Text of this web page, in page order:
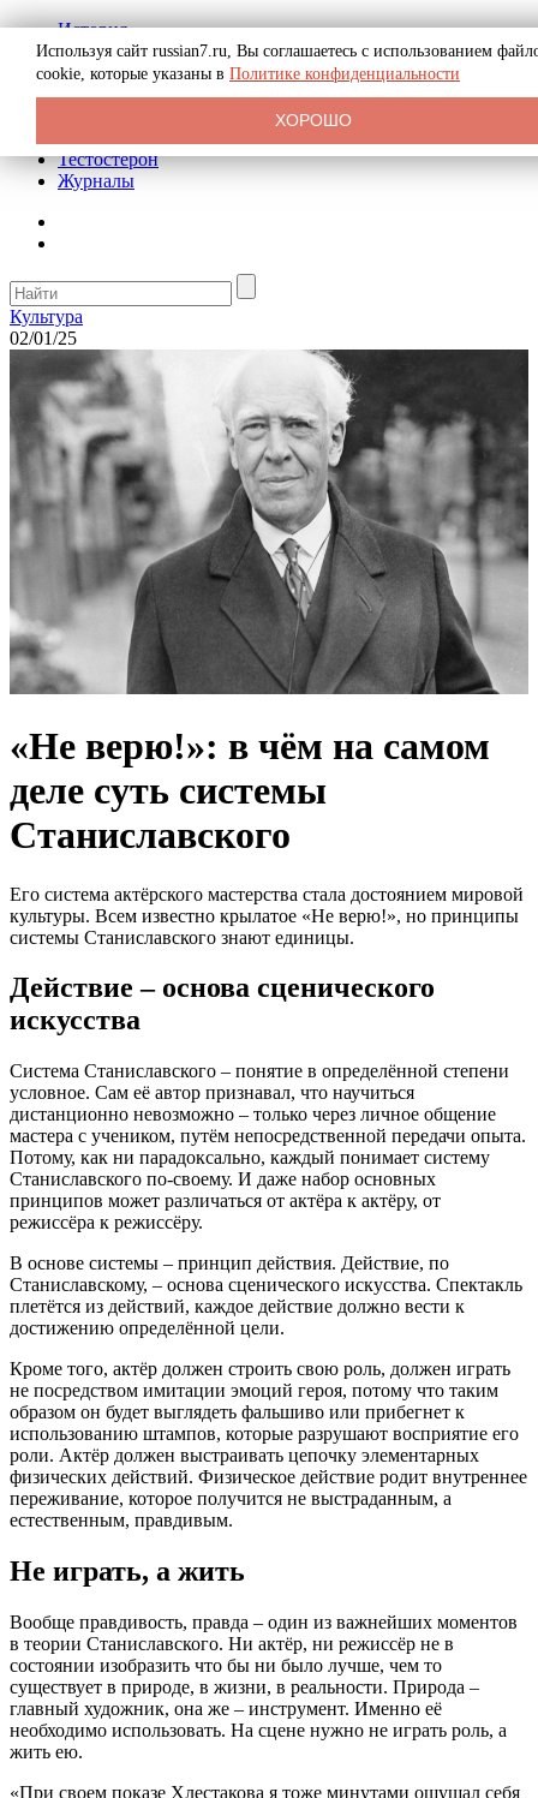
История
Биография
Криминал
Реклама на сайте
Тестостерон
Журналы
Культура
02/01/25
«Не верю!»: в чём на самом
деле суть системы
Станиславского
Его система актёрского мастерства стала достоянием мировой
культуры. Всем известно крылатое «Не верю!», но принципы
системы Станиславского знают единицы.
Действие – основа сценического
искусства
Система Станиславского – понятие в определённой степени
условное. Сам её автор признавал, что научиться
дистанционно невозможно – только через личное общение
мастера с учеником, путём непосредственной передачи опыта.
Потому, как ни парадоксально, каждый понимает систему
Станиславского по-своему. И даже набор основных
принципов может различаться от актёра к актёру, от
режиссёра к режиссёру.
В основе системы – принцип действия. Действие, по
Станиславскому, – основа сценического искусства. Спектакль
плетётся из действий, каждое действие должно вести к
достижению определённой цели.
Кроме того, актёр должен строить свою роль, должен играть
не посредством имитации эмоций героя, потому что таким
образом он будет выглядеть фальшиво или прибегнет к
использованию штампов, которые разрушают восприятие его
роли. Актёр должен выстраивать цепочку элементарных
физических действий. Физическое действие родит внутреннее
переживание, которое получится не выстраданным, а
естественным, правдивым.
Не играть, а жить
Вообще правдивость, правда – один из важнейших моментов
в теории Станиславского. Ни актёр, ни режиссёр не в
состоянии изобразить что бы ни было лучше, чем то
существует в природе, в жизни, в реальности. Природа –
главный художник, она же – инструмент. Именно её
необходимо использовать. На сцене нужно не играть роль, а
жить ею.
«При своем показе Хлестакова я тоже минутами ощущал себя
Используя сайт russian7.ru, Вы соглашаетесь с использованием
cookie, которые указаны в Политике конфиденциальности
ХОРОШО